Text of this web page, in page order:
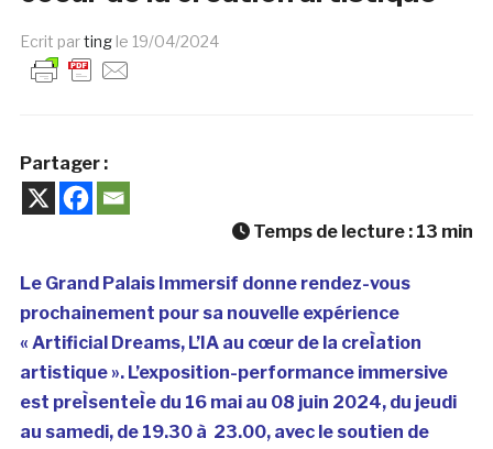
Ecrit parting le 19/04/2024
Partager :
Temps de lecture : 13 min
Le Grand Palais Immersif donne rendez-vous
prochainement pour sa nouvelle expérience
« Artificial Dreams, L’IA au cœur de la creÌation
artistique ». L’exposition-performance immersive
est preÌsenteÌe du 16 mai au 08 juin 2024, du jeudi
au samedi, de 19.30 à 23.00, avec le soutien de